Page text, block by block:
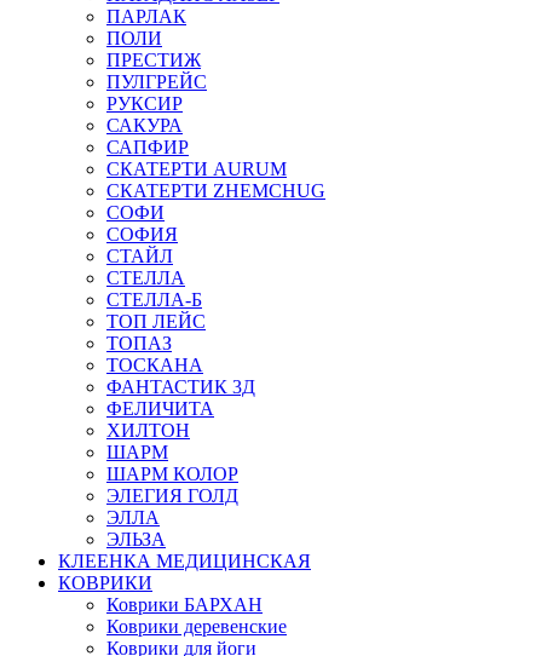
ПАРЛАК
ПОЛИ
ПРЕСТИЖ
ПУЛГРЕЙС
РУКСИР
САКУРА
САПФИР
СКАТЕРТИ AURUM
СКАТЕРТИ ZHEMCHUG
СОФИ
СОФИЯ
СТАЙЛ
СТЕЛЛА
СТЕЛЛА-Б
ТОП ЛЕЙС
ТОПАЗ
ТОСКАНА
ФАНТАСТИК 3Д
ФЕЛИЧИТА
ХИЛТОН
ШАРМ
ШАРМ КОЛОР
ЭЛЕГИЯ ГОЛД
ЭЛЛА
ЭЛЬЗА
КЛЕЕНКА МЕДИЦИНСКАЯ
КОВРИКИ
Коврики БАРХАН
Коврики деревенские
Коврики для йоги